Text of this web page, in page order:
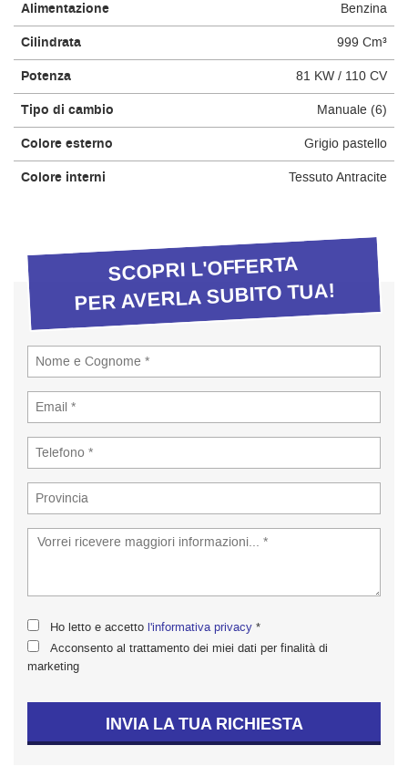
Alimentazione Benzina
Cilindrata 999 Cm³
Potenza 81 KW / 110 CV
Tipo di cambio Manuale (6)
Colore esterno Grigio pastello
Colore interni Tessuto Antracite
SCOPRI L'OFFERTA
PER AVERLA SUBITO TUA!
Ho letto e accetto l'informativa privacy *
Acconsento al trattamento dei miei dati per finalità di
marketing
INVIA LA TUA RICHIESTA
questi
strumenti
tracciamento
si
rimanda
alla
cookie
policy.
Puoi
le
tue
scelte
in
qualsiasi
momento.
Cookie necessari
Cookie delle preferenze
Cookie per il miglioramento dell'esperienza utente
Cookie analitici
Cookie di marketing
Leggi